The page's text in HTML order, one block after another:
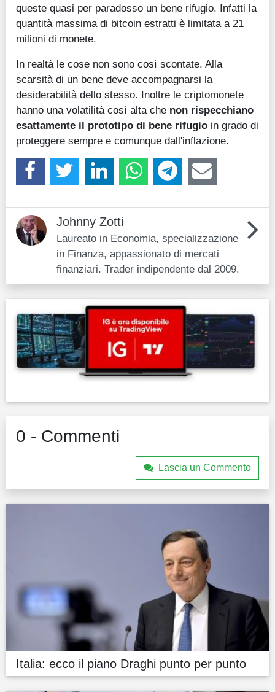
queste quasi per paradosso un bene rifugio. Infatti la
quantità massima di bitcoin estratti è limitata a 21
milioni di monete.
In realtà le cose non sono così scontate. Alla
scarsità di un bene deve accompagnarsi la
desiderabilità dello stesso. Inoltre le criptomonete
hanno una volatilità così alta che non rispecchiano
esattamente il prototipo di bene rifugio in grado di
proteggere sempre e comunque dall'inflazione.
Johnny Zotti
Laureato in Economia, specializzazione
in Finanza, appassionato di mercati
finanziari. Trader indipendente dal 2009.
0 - Commenti
Lascia un Commento
Italia: ecco il piano Draghi punto per punto